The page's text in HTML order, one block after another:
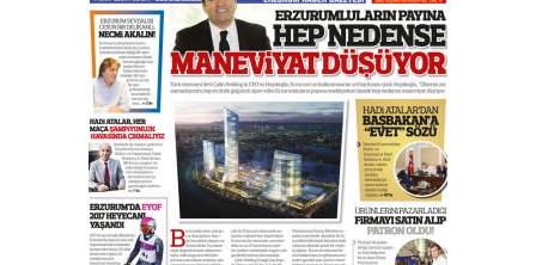
A. Berhan Yılmaz
BİR BÖLÜM DEĞİL, BİR ÖMÜR
SEÇİYORSUNUZ… “NEDEN
ATATÜRK ÜNİVERSİTESİ?”
28 Temmuz 2026 Salı
Ahmet Gökhan YAZICI
Ahmed Yesevi’den bir Alperen…
”Reisimiz” idi… Hakka yürüdü.!
26 Mart 2026 Perşembe
Cem Bakırcı